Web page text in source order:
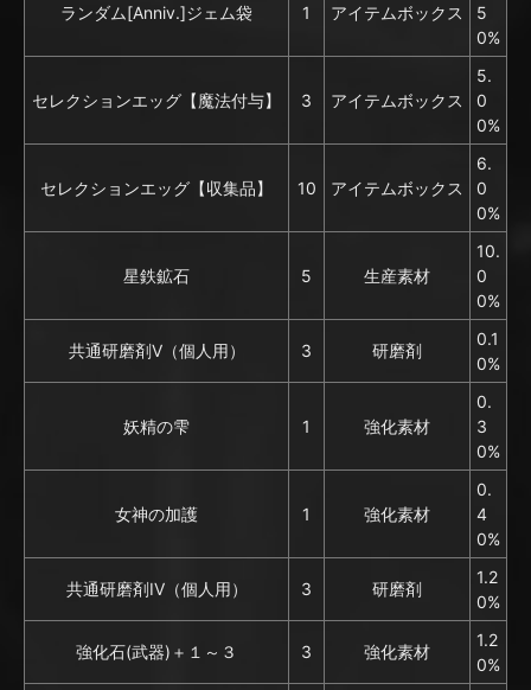
ランダム[Anniv.]ジェム袋 1 アイテムボックス
5
0%
セレクションエッグ【魔法付与】 3 アイテムボックス
5.
0
0%
セレクションエッグ【収集品】 10 アイテムボックス
6.
0
0%
星鉄鉱石 5 生産素材
10.
0
0%
共通研磨剤V（個人用） 3 研磨剤
0.1
0%
妖精の雫 1 強化素材
0.
3
0%
女神の加護 1 強化素材
0.
4
0%
共通研磨剤IV（個人用） 3 研磨剤
1.2
0%
強化石(武器)＋１～３ 3 強化素材
1.2
0%